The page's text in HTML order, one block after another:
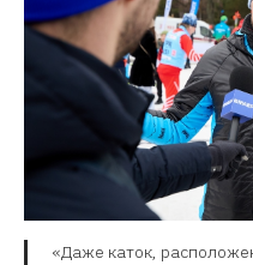
«Даже каток,